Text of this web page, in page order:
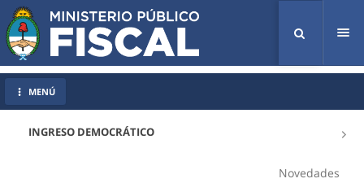
INGRESO DEMOCRÁTICO
Novedades
MENÚ